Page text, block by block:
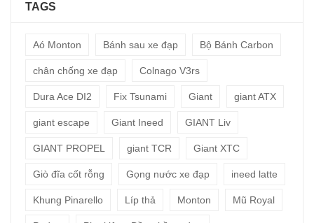
TAGS
Aó Monton Bánh sau xe đạp Bộ Bánh Carbon
chân chống xe đạp Colnago V3rs
Dura Ace DI2 Fix Tsunami Giant giant ATX
giant escape Giant Ineed GIANT Liv
GIANT PROPEL giant TCR Giant XTC
Giò đĩa cốt rỗng Gọng nước xe đạp ineed latte
Khung Pinarello Líp thả Monton Mũ Royal